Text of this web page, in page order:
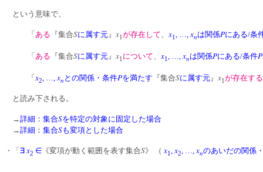
という意味で、
「 ある 『集合Sに属す元』x1が存在して、x1, …,xnは関係Pにある/条
「 ある 『集合Sに属す元 』 x1 について x1 xnは関係Pにある/条件P
「x2 xn との関係・条件Pを満たす 『集合Sに属す元 』 x1が存在する
と読み下される。
→詳細：集合Sを特定の対象に固定した場合
→詳細：集合Sも変項とした場合
・「 ∃ x2 ∈ 《変項が動く範囲を表す集合S》 （ x1,x2, …,xnのあいだの関係